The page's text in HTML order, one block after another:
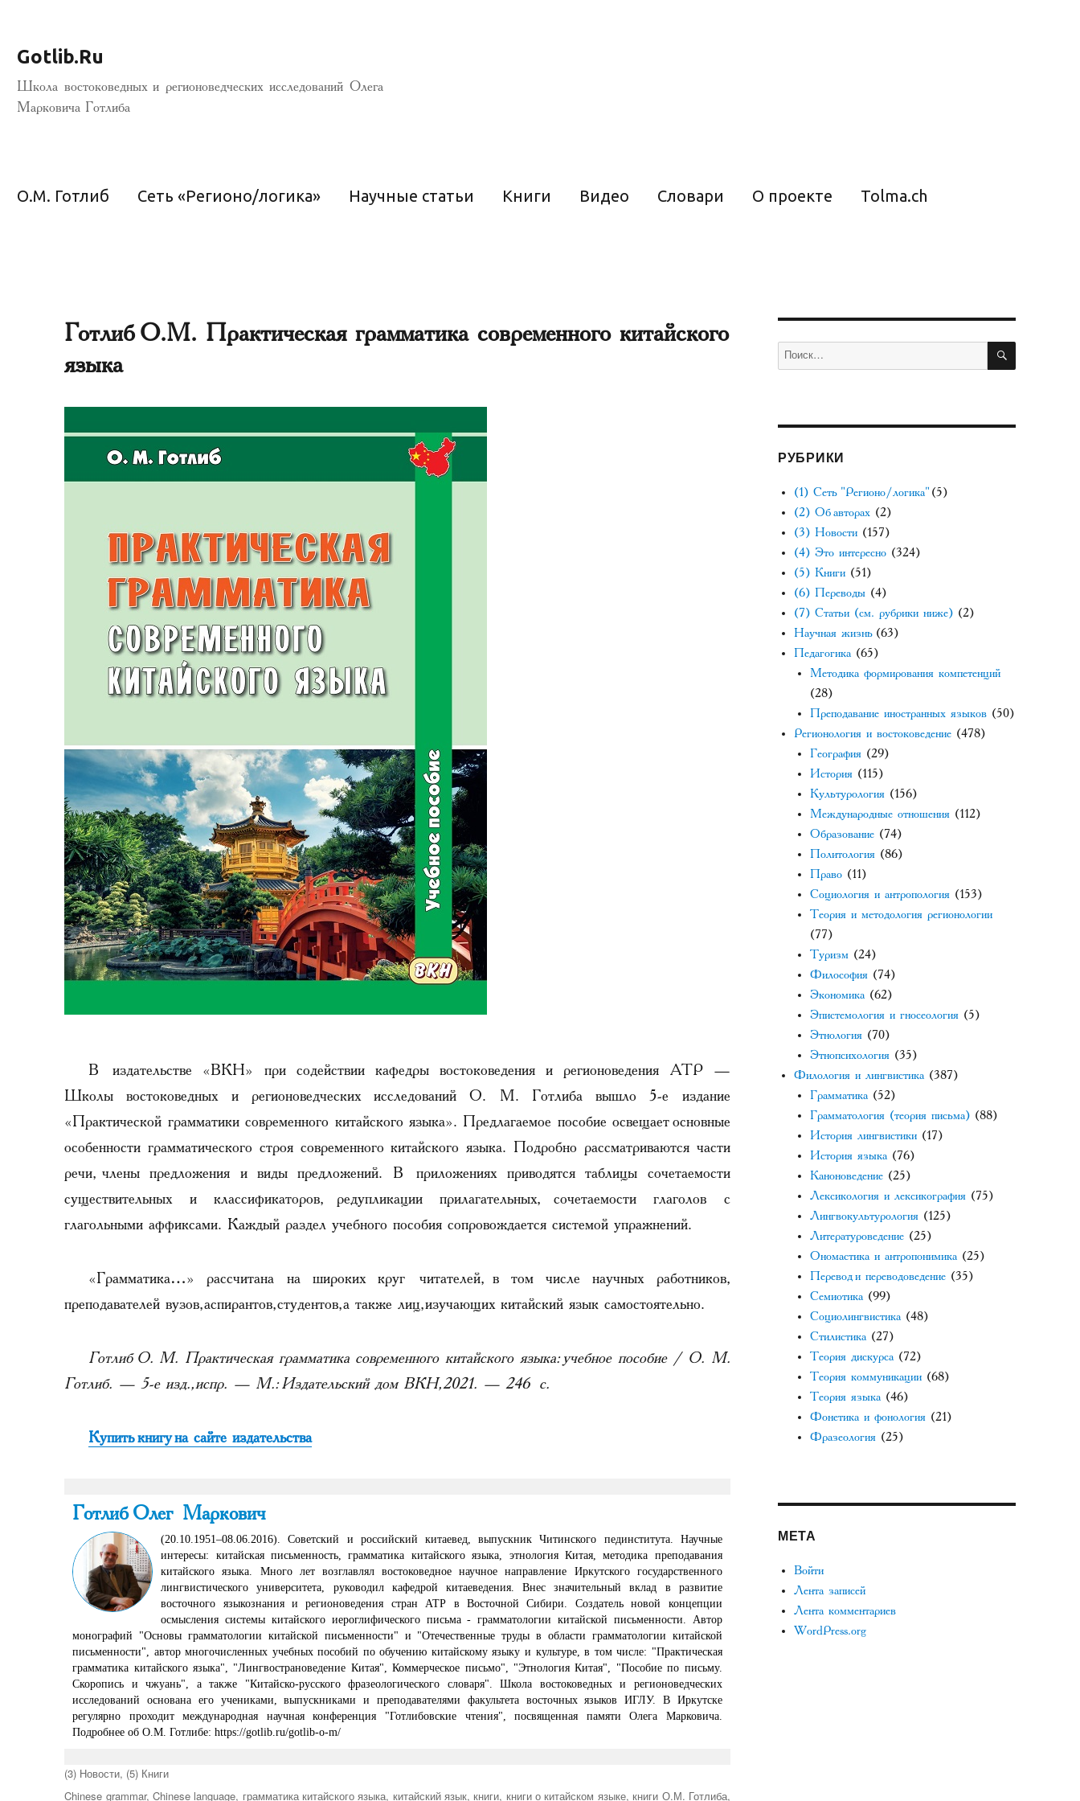
Gotlib.Ru
Школа востоковедных и регионоведческих исследований Олега
Марковича Готлиба
О.М. Готлиб Сеть «Регионо/логика» Научные статьи Книги Видео Словари О проекте Tolma.ch
Готлиб О.М. Практическая грамматика современного китайского
языка
В издательстве «ВКН» при содействии кафедры востоковедения и регионоведения АТР —
Школы востоковедных и регионоведческих исследований О. М. Готлиба вышло 5-е издание
«Практической грамматики современного китайского языка». Предлагаемое пособие освещает основные
особенности грамматического строя современного китайского языка. Подробно рассматриваются части
речи, члены предложения и виды предложений. В приложениях приводятся таблицы сочетаемости
существительных и классификаторов, редупликации прилагательных, сочетаемости глаголов с
глагольными аффиксами. Каждый раздел учебного пособия сопровождается системой упражнений.
«Грамматика…» рассчитана на широких круг читателей, в том числе научных работников,
преподавателей вузов, аспирантов, студентов, а также лиц, изучающих китайский язык самостоятельно.
Готлиб О. М. Практическая грамматика современного китайского языка: учебное пособие / О. М.
Готлиб. — 5-е изд., испр. — М.: Издательский дом ВКН, 2021. — 246 с.
Купить книгу на сайте издательства
Готлиб Олег Маркович
(20.10.1951–08.06.2016). Советский и российский китаевед, выпускник Читинского пединститута. Научные
интересы: китайская письменность, грамматика китайского языка, этнология Китая, методика преподавания
китайского языка. Много лет возглавлял востоковедное научное направление Иркутского государственного
лингвистического университета, руководил кафедрой китаеведения. Внес значительный вклад в развитие
восточного языкознания и регионоведения стран АТР в Восточной Сибири. Создатель новой концепции
осмысления системы китайского иероглифического письма - грамматологии китайской письменности. Автор
монографий "Основы грамматологии китайской письменности" и "Отечественные труды в области грамматологии китайской
письменности", автор многочисленных учебных пособий по обучению китайскому языку и культуре, в том числе: "Практическая
грамматика китайского языка", "Лингвострановедение Китая", Коммерческое письмо", "Этнология Китая", "Пособие по письму.
Скоропись и чжуань", а также "Китайско-русского фразеологического словаря". Школа востоковедных и регионоведческих
исследований основана его учениками, выпускниками и преподавателями факультета восточных языков ИГЛУ. В Иркутске
регулярно проходит международная научная конференция "Готлибовские чтения", посвященная памяти Олега Марковича.
Подробнее об О.М. Готлибе: https://gotlib.ru/gotlib-o-m/
Рубрики
(3) Новости, (5) Книги
Метки
Chinese grammar, Chinese language, грамматика китайского языка, китайский язык, книги, книги о китайском языке, книги О.М. Готлиба,
Искать: ПОИСК
РУБРИКИ
(1) Сеть "Регионо/логика"(5)
(2) Об авторах(2)
(3) Новости(157)
(4) Это интересно(324)
(5) Книги(51)
(6) Переводы(4)
(7) Статьи (см. рубрики ниже)(2)
Научная жизнь(63)
Педагогика(65)
Методика формирования компетенций
(28)
Преподавание иностранных языков(50)
Регионология и востоковедение(478)
География(29)
История(115)
Культурология(156)
Международные отношения(112)
Образование(74)
Политология(86)
Право(11)
Социология и антропология(153)
Теория и методология регионологии
(77)
Туризм(24)
Философия(74)
Экономика(62)
Эпистемология и гносеология(5)
Этнология(70)
Этнопсихология(35)
Филология и лингвистика(387)
Грамматика(52)
Грамматология (теория письма)(88)
История лингвистики(17)
История языка(76)
Каноноведение(25)
Лексикология и лексикография(75)
Лингвокультурология(125)
Литературоведение(25)
Ономастика и антропонимика(25)
Перевод и переводоведение(35)
Семиотика(99)
Социолингвистика(48)
Стилистика(27)
Теория дискурса(72)
Теория коммуникации(68)
Теория языка(46)
Фонетика и фонология(21)
Фразеология(25)
МЕТА
Войти
Лента записей
Лента комментариев
WordPress.org